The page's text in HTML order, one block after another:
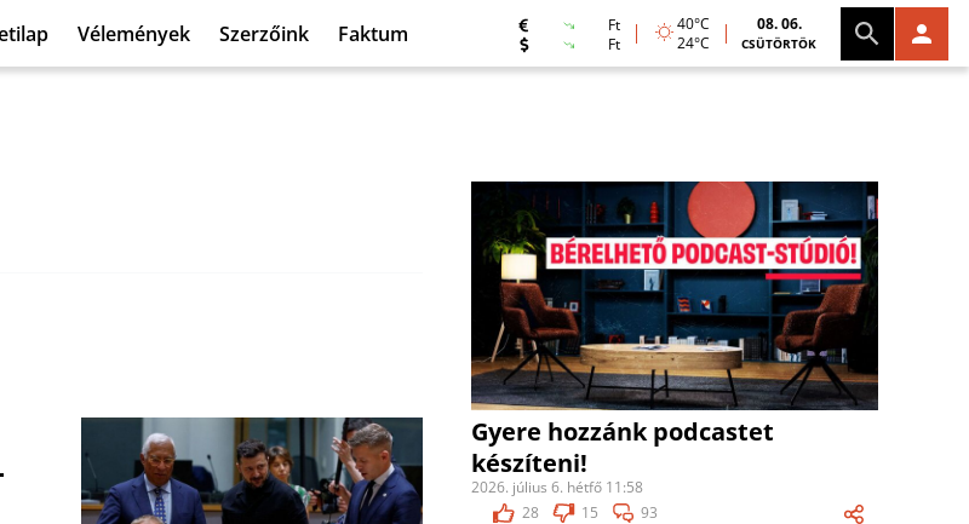
Vélemények Szerzőink Faktum
Ft
Ft
40°C
24°C
08. 06.
CSÜTÖRTÖK
Gyere hozzánk podcastet
készíteni!
2026. július 6. hétfő 11:58
28
15 93